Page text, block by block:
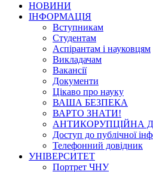
НОВИНИ
ІНФОРМАЦІЯ
Вступникам
Студентам
Аспірантам і науковцям
Викладачам
Вакансії
Документи
Цікаво про науку
ВАША БЕЗПЕКА
ВАРТО ЗНАТИ!
АНТИКОРУПЦІЙНА
Доступ до публічної
Телефонний довідник
УНІВЕРСИТЕТ
Портрет ЧНУ